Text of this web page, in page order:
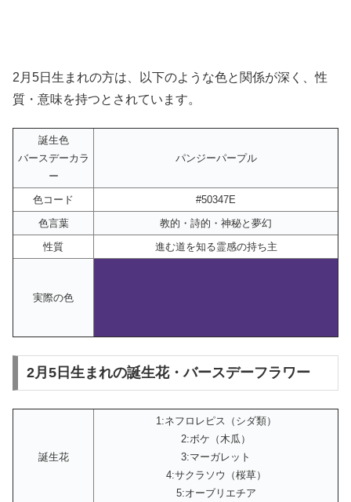
2月5日生まれの方は、以下のような色と関係が深く、性
質・意味を持つとされています。
誕生色
バースデーカラ
ー
パンジーパープル
色コード
#50347E
色言葉
教的・詩的・神秘と夢幻
性質
進む道を知る霊感の持ち主
実際の色
2月5日生まれの誕生花・バースデーフラワー
誕生花
1:ネフロレピス（シダ類）
2:ボケ（木瓜）
3:マーガレット
4:サクラソウ（桜草）
5:オーブリエチア